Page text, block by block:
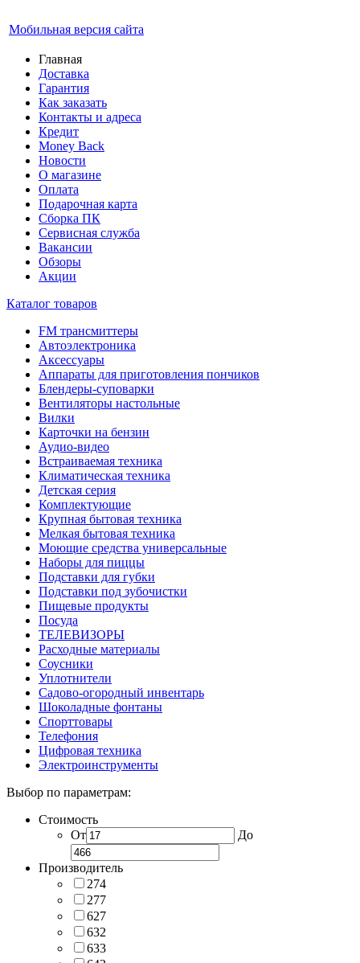
Мобильная версия сайта
Главная
Доставка
Гарантия
Как заказать
Контакты и адреса
Кредит
Money Back
Новости
О магазине
Оплата
Подарочная карта
Сборка ПК
Сервисная служба
Вакансии
Обзоры
Акции
Каталог товаров
FM трансмиттеры
Автоэлектроника
Аксессуары
Аппараты для приготовления пончиков
Блендеры-суповарки
Вентиляторы настольные
Вилки
Карточки на бензин
Аудио-видео
Встраиваемая техника
Климатическая техника
Детская серия
Комплектующие
Крупная бытовая техника
Мелкая бытовая техника
Моющие средства универсальные
Наборы для пиццы
Подставки для губки
Подставки под зубочистки
Пищевые продукты
Посуда
ТЕЛЕВИЗОРЫ
Расходные материалы
Соусники
Уплотнители
Садово-огородный инвентарь
Шоколадные фонтаны
Спорттовары
Телефония
Цифровая техника
Электроинструменты
Выбор по параметрам:
Стоимость
От
До
Производитель
274
277
627
632
633